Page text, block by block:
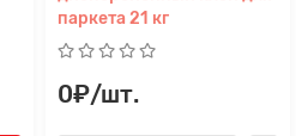
паркета 21 кг
0₽/шт.